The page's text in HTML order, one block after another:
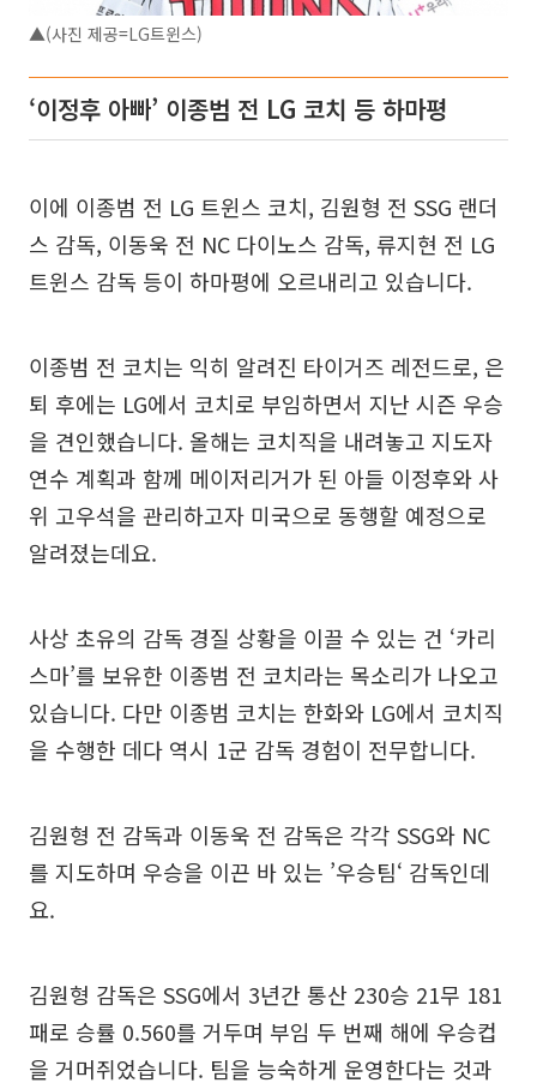
▲(사진 제공=LG트윈스)
‘이정후 아빠’ 이종범 전 LG 코치 등 하마평
이에 이종범 전 LG 트윈스 코치, 김원형 전 SSG 랜더
스 감독, 이동욱 전 NC 다이노스 감독, 류지현 전 LG
트윈스 감독 등이 하마평에 오르내리고 있습니다.
이종범 전 코치는 익히 알려진 타이거즈 레전드로, 은
퇴 후에는 LG에서 코치로 부임하면서 지난 시즌 우승
을 견인했습니다. 올해는 코치직을 내려놓고 지도자
연수 계획과 함께 메이저리거가 된 아들 이정후와 사
위 고우석을 관리하고자 미국으로 동행할 예정으로
알려졌는데요.
사상 초유의 감독 경질 상황을 이끌 수 있는 건 ‘카리
스마’를 보유한 이종범 전 코치라는 목소리가 나오고
있습니다. 다만 이종범 코치는 한화와 LG에서 코치직
을 수행한 데다 역시 1군 감독 경험이 전무합니다.
김원형 전 감독과 이동욱 전 감독은 각각 SSG와 NC
를 지도하며 우승을 이끈 바 있는 ’우승팀‘ 감독인데
요.
김원형 감독은 SSG에서 3년간 통산 230승 21무 181
패로 승률 0.560를 거두며 부임 두 번째 해에 우승컵
을 거머쥐었습니다. 팀을 능숙하게 운영한다는 것과